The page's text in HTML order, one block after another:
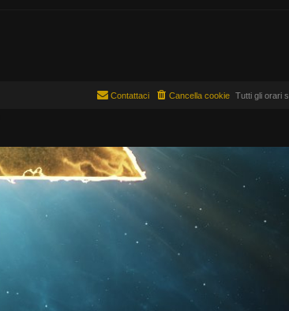
Tutti gli orari
Cancella cookie
Contattaci